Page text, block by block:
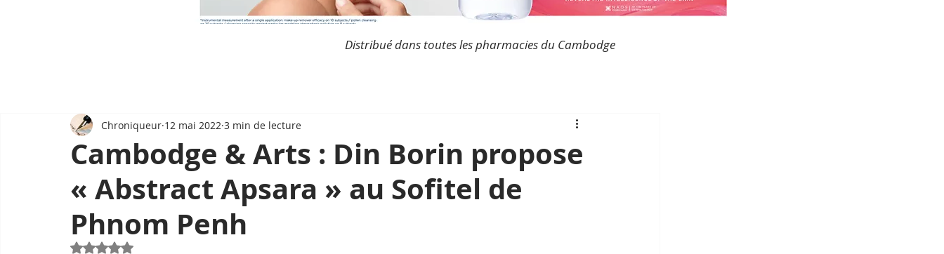
Distribué dans toutes les pharmacies du Cambodge
Cambodge & Arts : Din Borin propose
« Abstract Apsara » au Sofitel de
Phnom Penh
Chroniqueur 12 mai 2022 3 min de lecture
Noté NaN étoiles sur 5.